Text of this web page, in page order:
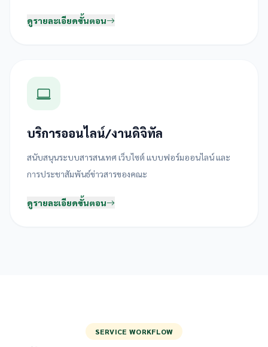
ดูรายละเอียดขั้นตอน
บริการออนไลน์/งานดิจิทัล
สนับสนุนระบบสารสนเทศ เว็บไซต์ แบบฟอร์มออนไลน์ และ
การประชาสัมพันธ์ข่าวสารของคณะ
ดูรายละเอียดขั้นตอน
SERVICE WORKFLOW